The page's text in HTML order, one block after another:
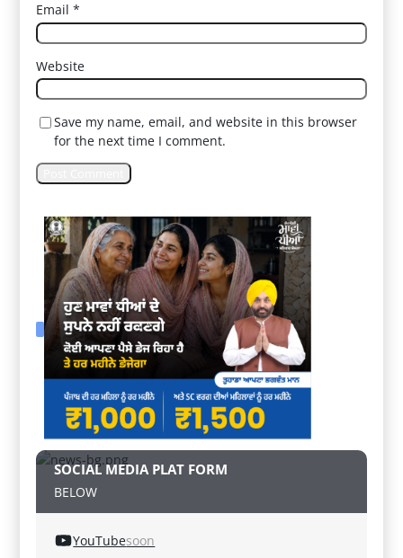
Email*
Website
Save my name, email, and website in this browser
for the next time I comment.
SOCIAL MEDIA PLAT FORM
BELOW
YouTubesoon